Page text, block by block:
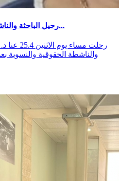
رحيل الباحثة والناشطة الحقوقية والنسوية د. هاله...
رحلت
والناشطة الحقوقية والنسوية